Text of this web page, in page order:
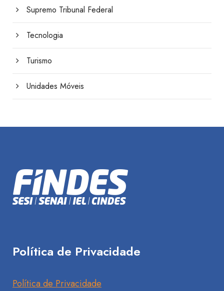
Supremo Tribunal Federal
Tecnologia
Turismo
Unidades Móveis
Política de Privacidade
Política de Privacidade